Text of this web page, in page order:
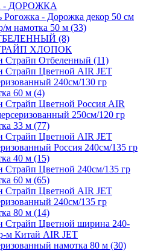
ДОРОЖКА
Рогожка - Дорожка декор 50 см
м намотка 50 м (33)
(8)
ХЛОПОК
Страйп Отбеленный (11)
Страйп Цветной AIR JET
240см/130 гр
60 м (4)
Страйп Цветной Россия AIR
250см/120 гр
33 м (77)
Страйп Цветной AIR JET
Россия 240см/135 гр
40 м (15)
Страйп Цветной 240см/135 гр
60 м (65)
Страйп Цветной AIR JET
240см/135 гр
80 м (14)
Страйп Цветной ширина 240-
м Китай AIR JET
намотка 80 м (30)